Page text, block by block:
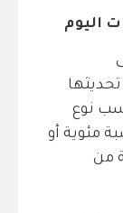
اليوم
تحديثها
نوع
مئوية أو
من